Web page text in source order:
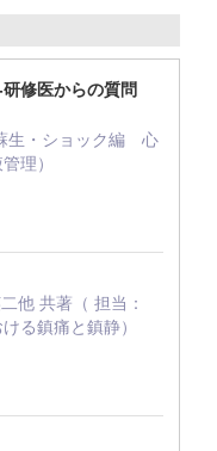
修医からの質問
生・ショック編 心
理）
他 共著（ 担当：
る鎮痛と鎮静）